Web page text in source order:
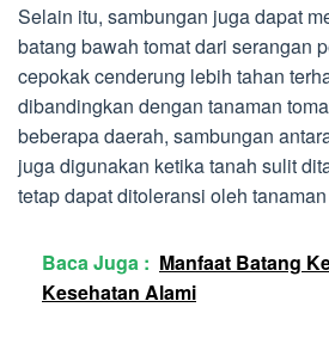
Selain itu, sambungan juga dapat
batang bawah tomat dari serangan
cepokak cenderung lebih tahan
dibandingkan dengan tanaman
beberapa daerah, sambungan
juga digunakan ketika tanah sulit
tetap dapat ditoleransi oleh
Baca Juga : Manfaat Batang
Kesehatan Alami